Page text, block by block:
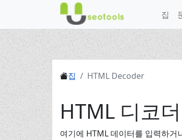
집
집 HTML Decoder
HTML 디코더
여기에 HTML 데이터를 입력하